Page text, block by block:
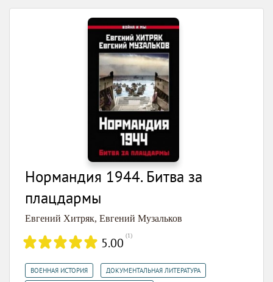
Нормандия 1944. Битва за
плацдармы
Евгений Хитряк, Евгений Музальков
5.00 (1)
ВОЕННАЯ ИСТОРИЯ ДОКУМЕНТАЛЬНАЯ ЛИТЕРАТУРА